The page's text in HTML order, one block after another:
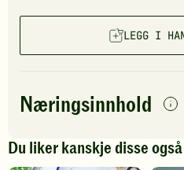
LEGG I
Næringsinnhold
per porsjon
Navn på
Du liker kanskje disse også